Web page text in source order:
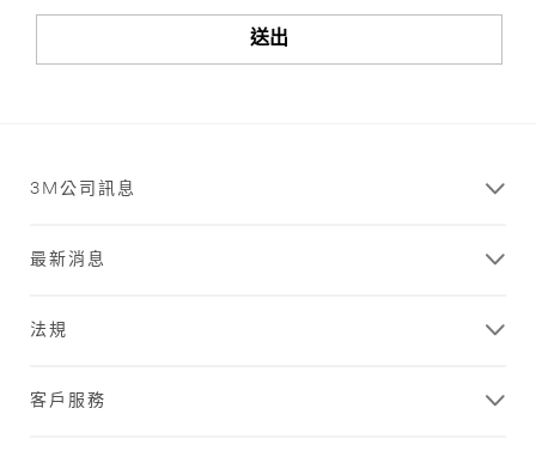
送出
目
系
統
常
請
後
再
已
您
息。
謝
3M公司訊息
最新消息
法規
客戶服務